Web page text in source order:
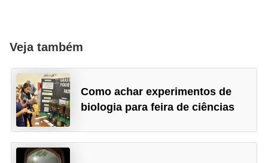
Veja também
Como achar experimentos de
biologia para feira de ciências
a
e
e
o
r
g